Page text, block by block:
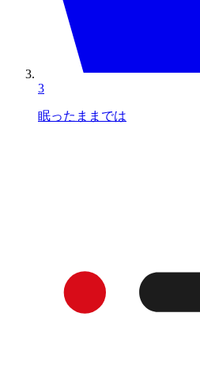
3
眠ったままでは